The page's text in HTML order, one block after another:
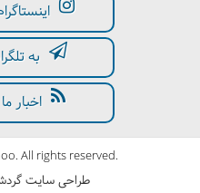
به
اخبار
All rights reserved.
طراحی سایت